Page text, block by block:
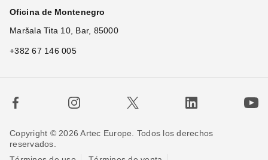
Oficina de Montenegro
Maršala Tita 10, Bar, 85000
+382 67 146 005
Copyright © 2026 Artec Europe. Todos los derechos
reservados.